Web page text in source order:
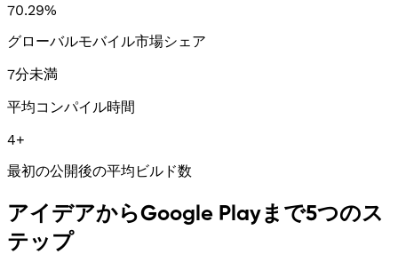
70.29%
グローバルモバイル市場シェア
7分未満
平均コンパイル時間
4+
最初の公開後の平均ビルド数
アイデアからGoogle Playまで5つのス
テップ